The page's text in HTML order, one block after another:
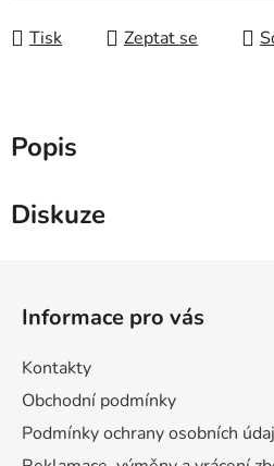
Tisk Zeptat se
Popis
Diskuze
Informace pro vás
Kontakty
Obchodní podmínky
Podmínky ochrany osobních